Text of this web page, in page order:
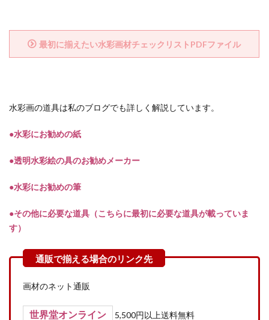
最初に揃えたい水彩画材チェックリストPDFファイル
水彩画の道具は私のブログでも詳しく解説しています。
●水彩にお勧めの紙
●透明水彩絵の具のお勧めメーカー
●水彩にお勧めの筆
●その他に必要な道具（こちらに最初に必要な道具が載っていま
す）
画材のネット通販
世界堂オンライン 5,500円以上送料無料